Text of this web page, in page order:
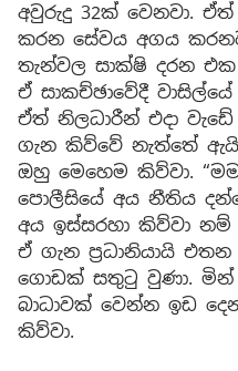
අවුරුදු 32ක් වෙනවා.
කරන සේවය අගය
තැන්වල සාක්ෂි දරන
ඒ සාකච්ඡාවේදී වාසිල්යේ
ඒත් නිලධාරීන් එදා
ගැන කිව්වේ නැත්තේ ඇයි
ඔහු මෙහෙම කිව්වා.
පොලීසියේ අය නීතිය
අය ඉස්සරහා කිව්වා
ඒ ගැන ප්‍රධානියායි
ගොඩක් සතුටු වුණා. මින්
බාධාවක් වෙන්න ඉඩ
කිව්වා.